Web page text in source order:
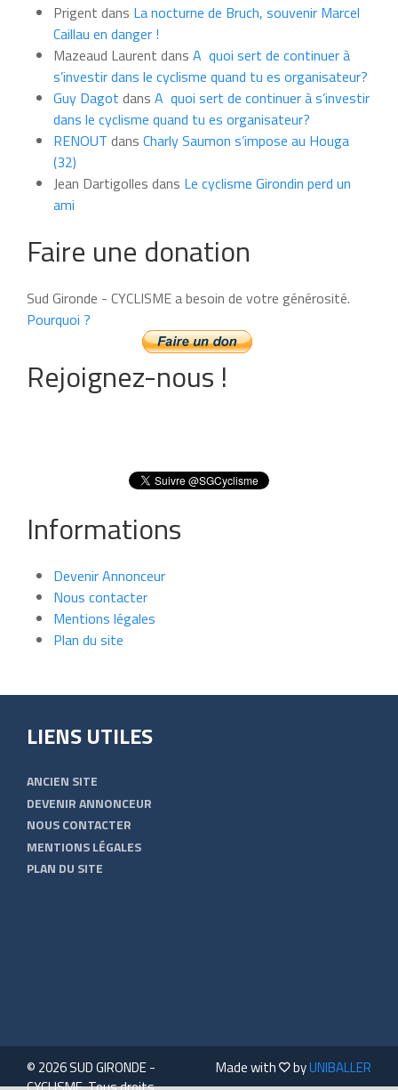
moisPrigent dans La nocturne de Bruch, souvenir Marcel
Caillau en danger !
Mazeaud Laurent dans A quoi sert de continuer à
s’investir dans le cyclisme quand tu es organisateur?
Guy Dagot dans A quoi sert de continuer à s’investir
dans le cyclisme quand tu es organisateur?
RENOUT dans Charly Saumon s’impose au Houga
(32)
Jean Dartigolles dans Le cyclisme Girondin perd un
ami
Faire une donation
Sud Gironde - CYCLISME a besoin de votre générosité.
Pourquoi ?
Rejoignez-nous !
Informations
Devenir Annonceur
Nous contacter
Mentions légales
Plan du site
LIENS UTILES
ANCIEN SITE
DEVENIR ANNONCEUR
NOUS CONTACTER
MENTIONS LÉGALES
PLAN DU SITE
© 2026 SUD GIRONDE -
Made with byUNIBALLER